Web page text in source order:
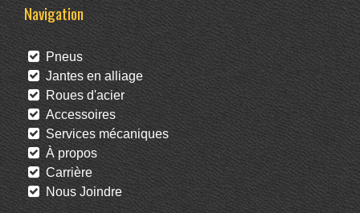
Navigation
Pneus
Jantes en alliage
Roues d'acier
Accessoires
Services mécaniques
À propos
Carrière
Nous Joindre